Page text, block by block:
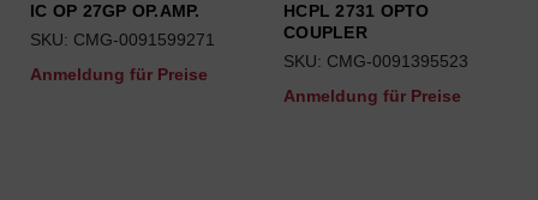
IC OP 27GP OP.AMP.
SKU: CMG-0091599271
Anmeldung für Preise
HCPL 2731 OPTO
COUPLER
SKU: CMG-0091395523
Anmeldung für Preise